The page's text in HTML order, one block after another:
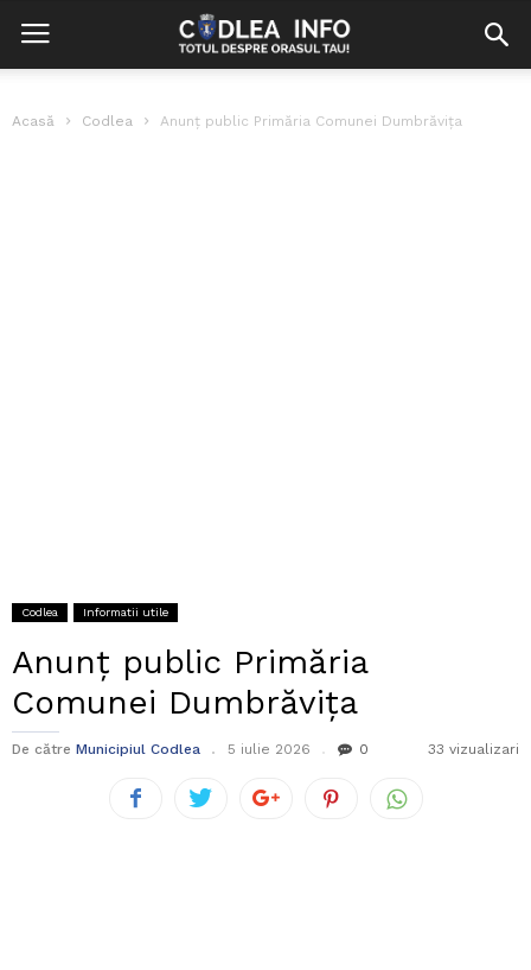
Acasă Codlea Anunț public Primăria Comunei Dumbrăvița
Codlea Informatii utile
Anunț public Primăria
Comunei Dumbrăvița
De către Municipiul Codlea 5 iulie 2026 0 33 vizualizari